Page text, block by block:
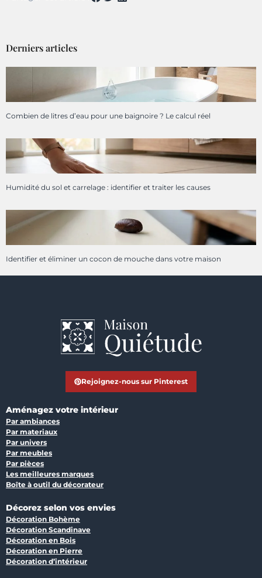
Derniers articles
Combien de litres d’eau pour une baignoire ? Le calcul réel
Humidité du sol et carrelage : identifier et traiter les causes
Identifier et éliminer un cocon de mouche dans votre maison
Rejoignez-nous sur Pinterest
Aménagez votre intérieur
Par ambiances
Par materiaux
Par univers
Par meubles
Par pièces
Les meilleures marques
Boîte à outil du décorateur
Décorez selon vos envies
Décoration Bohème
Décoration Scandinave
Décoration en Bois
Décoration en Pierre
Décoration d’intérieur